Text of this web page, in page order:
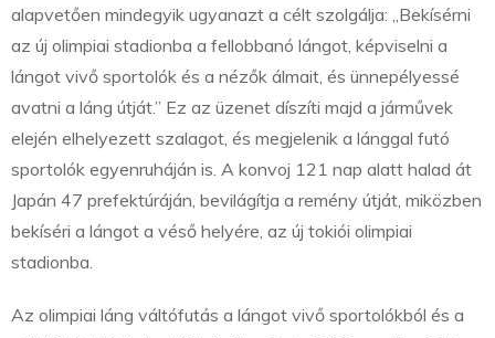
alapvetően mindegyik ugyanazt a célt szolgálja: „Bekísérni
az új olimpiai stadionba a fellobbanó lángot, képviselni a
lángot vivő sportolók és a nézők álmait, és ünnepélyessé
avatni a láng útját.” Ez az üzenet díszíti majd a járművek
elején elhelyezett szalagot, és megjelenik a lánggal futó
sportolók egyenruháján is. A konvoj 121 nap alatt halad át
Japán 47 prefektúráján, bevilágítja a remény útját, miközben
bekíséri a lángot a véső helyére, az új tokiói olimpiai
stadionba.
Az olimpiai láng váltófutás a lángot vivő sportolókból és a